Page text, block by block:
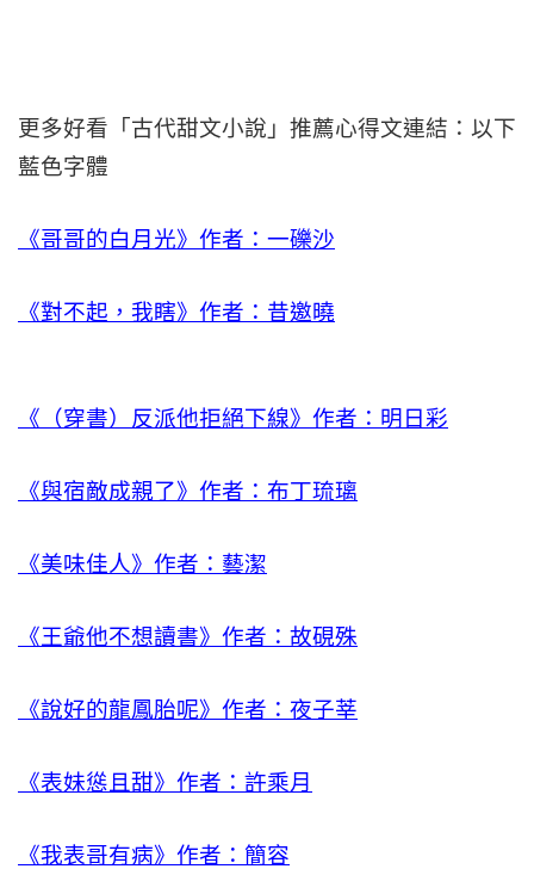
更多好看「古代甜文小說」推薦心得文連結：以下
藍色字體
《哥哥的白月光》作者：一礫沙
《對不起，我瞎》作者：昔邀曉
《（穿書）反派他拒絕下線》作者：明日彩
《與宿敵成親了》作者：布丁琉璃
《美味佳人》作者：藝潔
《王爺他不想讀書》作者：故硯殊
《說好的龍鳳胎呢》作者：夜子莘
《表妹慫且甜》作者：許乘月
《我表哥有病》作者：簡容